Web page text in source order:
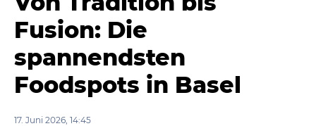
Fusion: Die
spannendsten
Foodspots in Basel
17. Juni 2026, 14:45